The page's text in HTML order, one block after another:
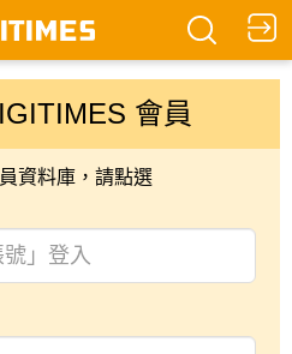
會員
資料庫，請點選